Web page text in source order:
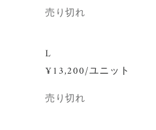
数
売り切れ
L
¥13,200/ユニット
数
売り切れ